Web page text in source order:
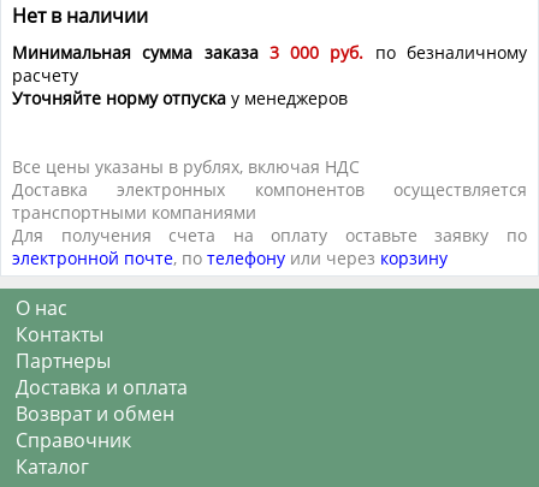
Нет в наличии
Минимальная сумма заказа 3 000 руб. по безналичному
расчету
Уточняйте норму отпускау менеджеров
Все цены указаны в рублях, включая НДС
Доставка электронных компонентов осуществляется
транспортными компаниями
Для получения счета на оплату оставьте заявку по
электронной почте, по телефонуили через корзину
О нас
Контакты
Партнеры
Доставка и оплата
Возврат и обмен
Справочник
Каталог